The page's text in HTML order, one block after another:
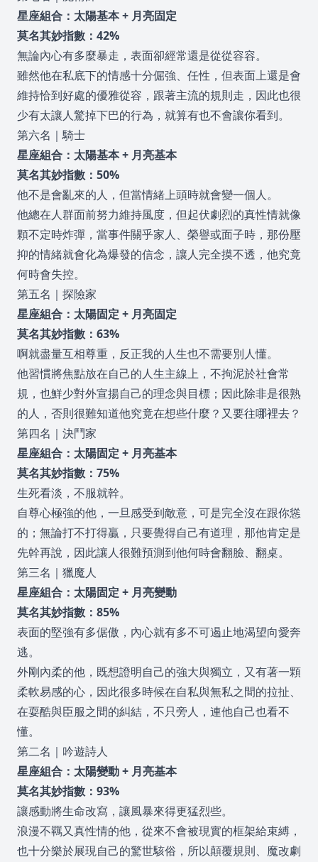
星座組合：太陽基本 + 月亮固定
莫名其妙指數：42%
無論內心有多麼暴走，表面卻經常還是從從容容。
雖然他在私底下的情感十分倔強、任性，但表面上還是會
維持恰到好處的優雅從容，跟著主流的規則走，因此也很
少有太讓人驚掉下巴的行為，就算有也不會讓你看到。
第六名｜騎士
星座組合：太陽基本 + 月亮基本
莫名其妙指數：50%
他不是會亂來的人，但當情緒上頭時就會變一個人。
他總在人群面前努力維持風度，但起伏劇烈的真性情就像
顆不定時炸彈，當事件關乎家人、榮譽或面子時，那份壓
抑的情緒就會化為爆發的信念，讓人完全摸不透，他究竟
何時會失控。
第五名｜探險家
星座組合：太陽固定 + 月亮固定
莫名其妙指數：63%
啊就盡量互相尊重，反正我的人生也不需要別人懂。
他習慣將焦點放在自己的人生主線上，不拘泥於社會常
規，也鮮少對外宣揚自己的理念與目標；因此除非是很熟
的人，否則很難知道他究竟在想些什麼？又要往哪裡去？
第四名｜決鬥家
星座組合：太陽固定 + 月亮基本
莫名其妙指數：75%
生死看淡，不服就幹。
自尊心極強的他，一旦感受到敵意，可是完全沒在跟你慫
的；無論打不打得贏，只要覺得自己有道理，那他肯定是
先幹再說，因此讓人很難預測到他何時會翻臉、翻桌。
第三名｜獵魔人
星座組合：太陽固定 + 月亮變動
莫名其妙指數：85%
表面的堅強有多倨傲，內心就有多不可遏止地渴望向愛奔
逃。
外剛內柔的他，既想證明自己的強大與獨立，又有著一顆
柔軟易感的心，因此很多時候在自私與無私之間的拉扯、
在耍酷與臣服之間的糾結，不只旁人，連他自己也看不
懂。
第二名｜吟遊詩人
星座組合：太陽變動 + 月亮基本
莫名其妙指數：93%
讓感動將生命改寫，讓風暴來得更猛烈些。
浪漫不羈又真性情的他，從來不會被現實的框架給束縛，
也十分樂於展現自己的驚世駭俗，所以顛覆規則、魔改劇